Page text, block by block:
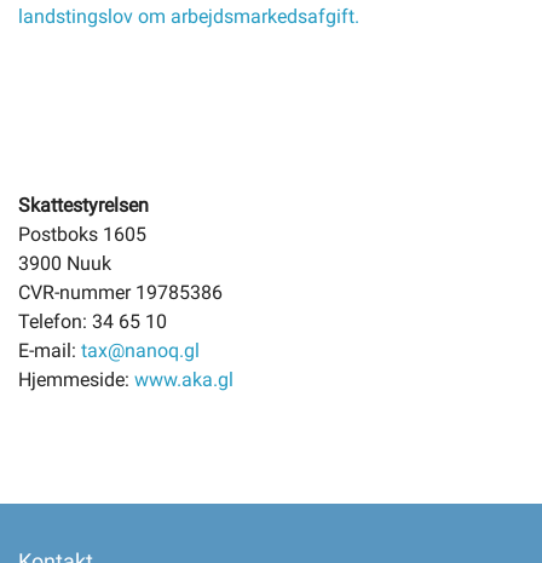
landstingslov om arbejdsmarkedsafgift.
Skattestyrelsen
Postboks 1605
3900 Nuuk
CVR-nummer 19785386
Telefon: 34 65 10
E-mail: tax@nanoq.gl
Hjemmeside: www.aka.gl